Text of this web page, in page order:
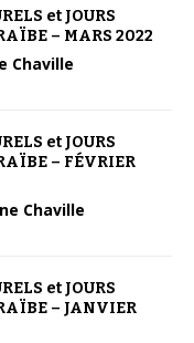
et JOURS
– MARS 2022
Chaville
et JOURS
– FÉVRIER
Chaville
et JOURS
– JANVIER